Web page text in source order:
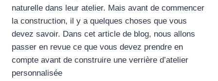
naturelle dans leur atelier. Mais avant de commencer
la construction, il y a quelques choses que vous
devez savoir. Dans cet article de blog, nous allons
passer en revue ce que vous devez prendre en
compte avant de construire une verrière d’atelier
personnalisée